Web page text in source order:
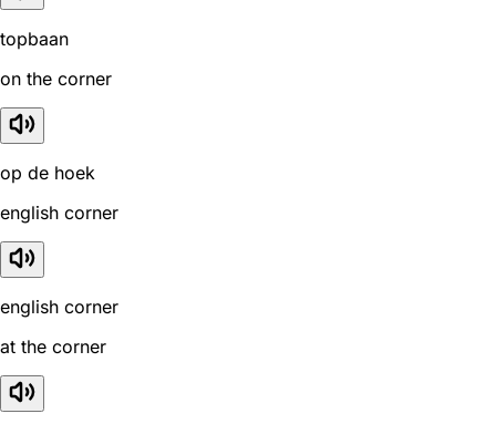
topbaan
on the corner
op de hoek
english corner
english corner
at the corner